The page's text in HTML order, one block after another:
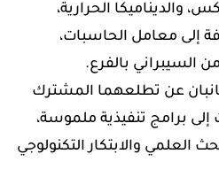
والديناميكا الحرارية،
إلى معامل الحاسبات،
السيبراني بالفرع.
عن تطلعهما المشترك
برامج تنفيذية ملموسة،
والابتكار التكنولوجي